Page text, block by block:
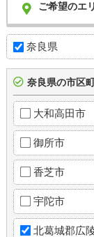
ご希望のエ
奈良県
奈良県の市区
大和高田市
御所市
香芝市
宇陀市
北葛城郡広